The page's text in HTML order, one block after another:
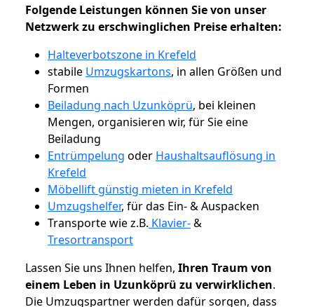
Folgende Leistungen können Sie von unser
Netzwerk zu erschwinglichen Preise erhalten:
Halteverbotszone in Krefeld
stabile Umzugskartons, in allen Größen und
Formen
Beiladung nach Uzunköprü, bei kleinen
Mengen, organisieren wir, für Sie eine
Beiladung
Entrümpelung oder Haushaltsauflösung in
Krefeld
Möbellift günstig mieten in Krefeld
Umzugshelfer, für das Ein- & Auspacken
Transporte wie z.B. Klavier-&
Tresortransport
Lassen Sie uns Ihnen helfen, Ihren Traum von
einem Leben in Uzunköprü zu verwirklichen.
Die Umzugspartner werden dafür sorgen, dass